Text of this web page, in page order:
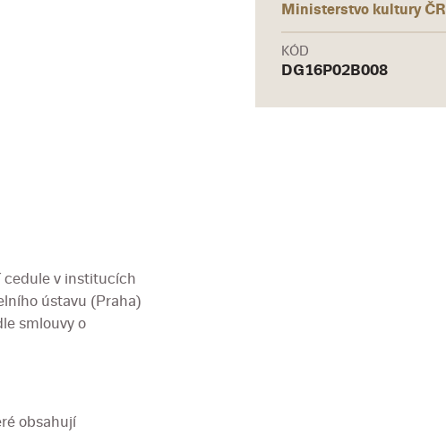
cedule v institucích
ústavu (Praha)
smlouvy o
obsahují
Ministerstvo kultury ČR
KÓD
DG16P02B008